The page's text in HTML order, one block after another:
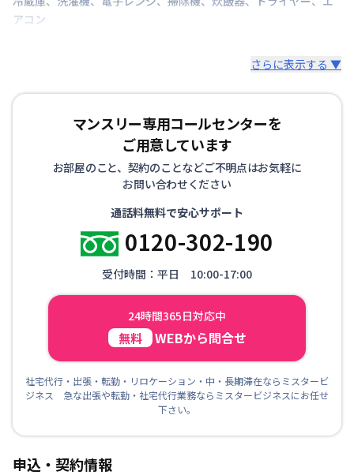
アコン
さらに表示する ▼
マンスリー専用コールセンターを
ご用意しています
お部屋のこと、契約のことなどご不明点はお気軽に
お問い合わせください
通話料無料で安心サポート
0120-302-190
受付時間：平日 10:00-17:00
24時間365日対応中
無料 WEBから問合せ
社宅代行・出張・転勤・リロケーション・中・長期滞在ならミスタービ
ジネス 急な出張や転勤・社宅代行業務ならミスタービジネスにお任せ
下さい。
申込・契約情報